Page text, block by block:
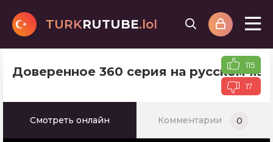
TURKRUTUBE.lol
Доверенное 360 серия на русском115
17
Смотреть онлайн Комментарии 0